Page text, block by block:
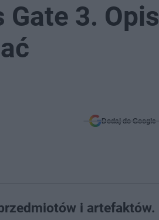
3. Opis
Dodaj do Google
i artefaktów.